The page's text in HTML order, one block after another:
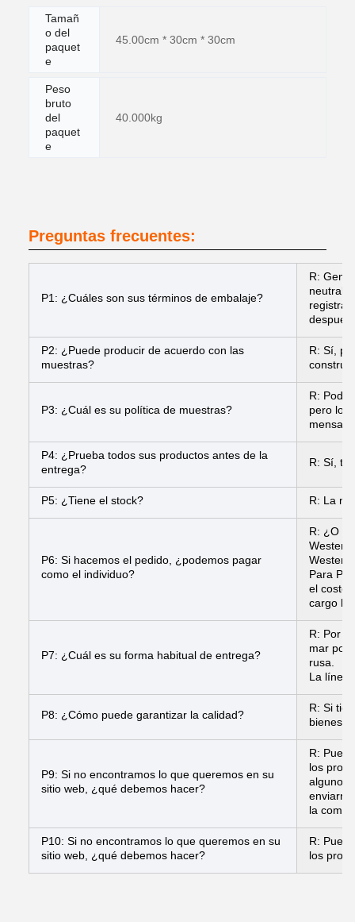
Tamañ
o del
paquet
e
45.00cm * 30cm * 30cm
Peso
bruto
del
paquet
e
40.000kg
Preguntas frecuentes:
P1: ¿Cuáles son sus términos de embalaje?
R:
después
P2: ¿Puede producir de acuerdo con las
muestras?
R: Sí,
P3: ¿Cuál es su política de muestras?
R:
pero los
P4: ¿Prueba todos sus productos antes de la
entrega?
R: Sí,
P5: ¿Tiene el stock? R: La
P6: Si hacemos el pedido, ¿podemos pagar
como el individuo?
R: ¿O
Western
Western
Para
el costo
cargo
P7: ¿Cuál es su forma habitual de entrega?
R: Por
mar por
rusa.
La línea
P8: ¿Cómo puede garantizar la calidad?
R: Si
bienes
P9: Si no encontramos lo que queremos en su
sitio web, ¿qué debemos hacer?
R:
los
algunos
la
P10: Si no encontramos lo que queremos en su
sitio web, ¿qué debemos hacer?
R:
los